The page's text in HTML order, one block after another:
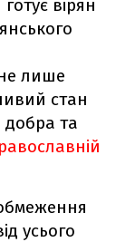
вірян
лише
стан
та
усього